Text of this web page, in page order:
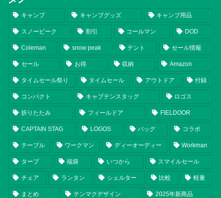
キャンプ キャンプグッズ キャンプ用品
スノーピーク 割引 コールマン DOD
Coleman snow peak テント セール情報
セール お得 収納 Amazon
タイムセール祭り タイムセール アウトドア 付録
コンパクト キャプテンスタッグ ロゴス
折りたたみ フィールドア FIELDOOR
CAPTAIN STAG LOGOS バッグ コラボ
テーブル ワークマン ディーオーディー Workman
タープ 福袋 いつから スマイルセール
チェア ランタン シェルター 比較 軽量
まとめ テンマクデザイン 2025年新商品